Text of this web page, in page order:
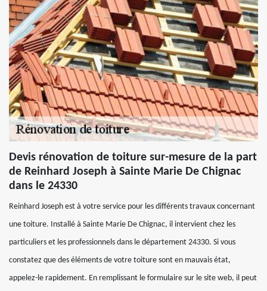
Devis rénovation de toiture sur-mesure de la part
de Reinhard Joseph à Sainte Marie De Chignac
dans le 24330
Reinhard Joseph est à votre service pour les différents travaux concernant
une toiture. Installé à Sainte Marie De Chignac, il intervient chez les
particuliers et les professionnels dans le département 24330. Si vous
constatez que des éléments de votre toiture sont en mauvais état,
appelez-le rapidement. En remplissant le formulaire sur le site web, il peut